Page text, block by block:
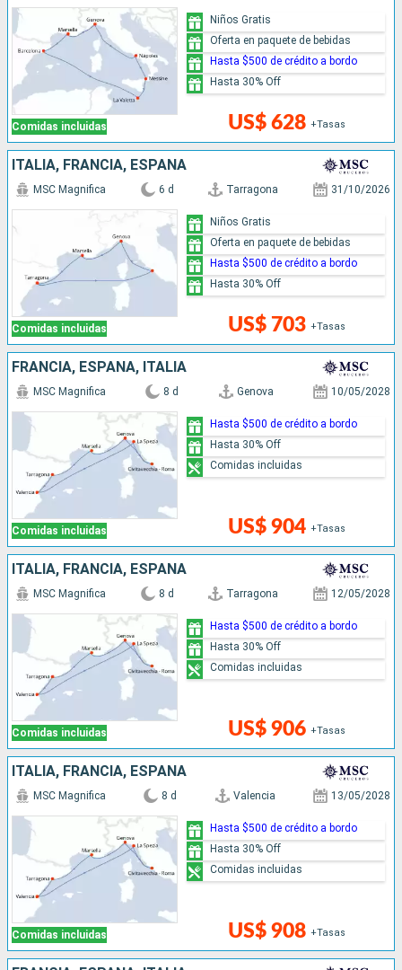
Comidas incluidas US$ 628 +Tasas
Niños Gratis
Oferta en paquete de bebidas
Hasta $500 de crédito a bordo
Hasta 30% Off
ITALIA, FRANCIA, ESPAÑA
Comidas incluidas
MSC Magnifica 6 d Tarragona 31/10/2026
US$ 703 +Tasas
Niños Gratis
Oferta en paquete de bebidas
Hasta $500 de crédito a bordo
Hasta 30% Off
FRANCIA, ESPAÑA, ITALIA
Comidas incluidas
MSC Magnifica 8 d Genova 10/05/2028
US$ 904 +Tasas
Hasta $500 de crédito a bordo
Hasta 30% Off
Comidas incluidas
ITALIA, FRANCIA, ESPAÑA
Comidas incluidas
MSC Magnifica 8 d Tarragona 12/05/2028
US$ 906 +Tasas
Hasta $500 de crédito a bordo
Hasta 30% Off
Comidas incluidas
ITALIA, FRANCIA, ESPAÑA
Comidas incluidas
MSC Magnifica 8 d Valencia 13/05/2028
US$ 908 +Tasas
Hasta $500 de crédito a bordo
Hasta 30% Off
Comidas incluidas